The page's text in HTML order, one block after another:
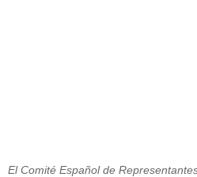
El Comité Español de